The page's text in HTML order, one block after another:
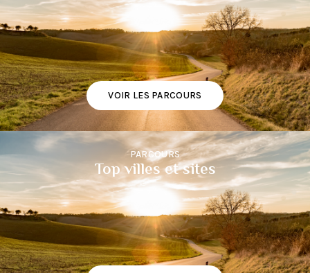
VOIR LES PARCOURS
PARCOURS
Top villes et sites